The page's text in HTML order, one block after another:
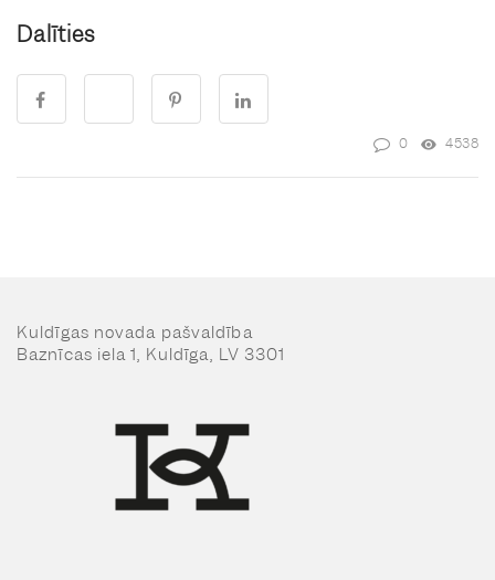
Dalīties
0 4538
Kuldīgas novada pašvaldība
Baznīcas iela 1, Kuldīga, LV 3301